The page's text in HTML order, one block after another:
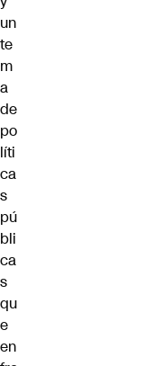
un
te
m
a
de
po
líti
ca
s
pú
bli
ca
s
qu
e
en